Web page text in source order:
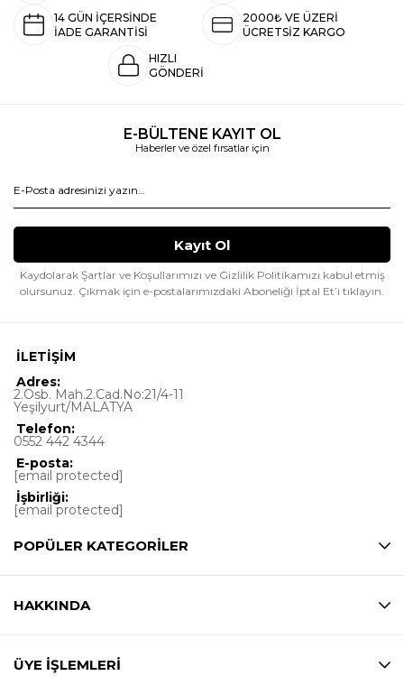
14 GÜN İÇERSİNDE
İADE GARANTİSİ
2000₺ VE ÜZERİ
ÜCRETSİZ KARGO
HIZLI
GÖNDERİ
E-BÜLTENE KAYIT OL
Haberler ve özel fırsatlar için
Kaydolarak Şartlar ve Koşullarımızı ve Gizlilik Politikamızı kabul etmiş
olursunuz. Çıkmak için e-postalarımızdaki Aboneliği İptal Et’i tıklayın.
İLETİŞİM
Adres:
2.Osb. Mah.2.Cad.No:21/4-11
Yeşilyurt/MALATYA
Telefon:
0552 442 4344
E-posta:
[email protected]
İşbirliği:
[email protected]
POPÜLER KATEGORİLER
HAKKINDA
ÜYE İŞLEMLERİ